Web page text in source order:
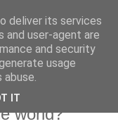
behind of
world?
deliver its services
and user-agent are
and security
usage
IT